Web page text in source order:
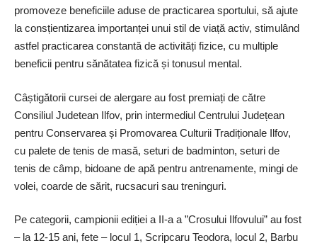
promoveze beneficiile aduse de practicarea sportului, să ajute
la consțientizarea importanței unui stil de viață activ, stimulând
astfel practicarea constantă de activități fizice, cu multiple
beneficii pentru sănătatea fizică și tonusul mental.
Câștigătorii cursei de alergare au fost premiați de către
Consiliul Judetean Ilfov, prin intermediul Centrului Județean
pentru Conservarea și Promovarea Culturii Tradi­țio­nale Ilfov,
cu palete de tenis de masă, seturi de badminton, seturi de
tenis de câmp, bidoane de apă pentru antrenamente, mingi de
volei, coarde de sărit, rucsacuri sau treninguri.
Pe categorii, campionii ediției a II-a a ”Crosului Ilfovului” au fost
– la 12-15 ani, fete – locul 1, Scripcaru Teodora, locul 2, Barbu